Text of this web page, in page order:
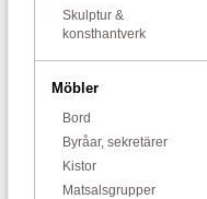
Skulptur &
konsthantverk
Möbler
Bord
Byråar, sekretärer
Kistor
Matsalsgrupper